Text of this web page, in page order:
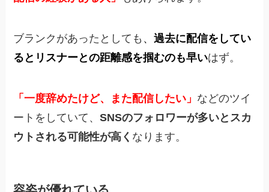
ブランクがあったとしても 、過去に配信をしてい
るとリスナーとの距離感を掴むのも早いはず。
「一度辞めたけど、また配信したい」 などのツイ
ートをしていて、SNSのフォロワーが多いとスカ
ウトされる可能性が高く なります。